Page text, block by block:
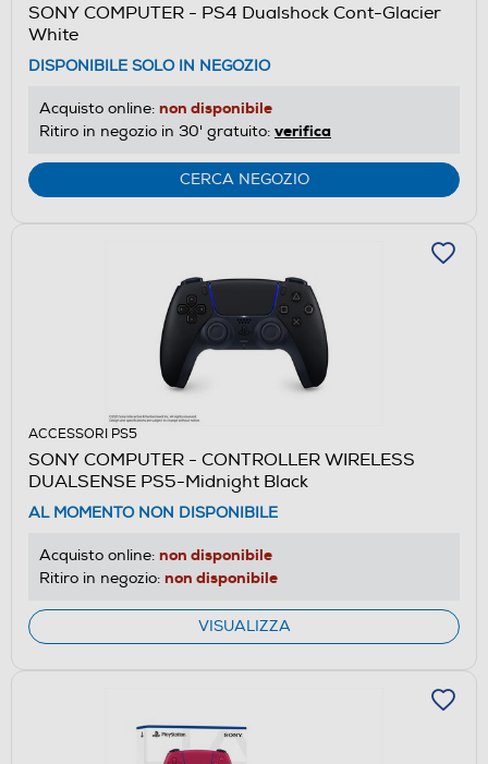
SONY COMPUTER - PS4 Dualshock Cont-Glacier
White
DISPONIBILE SOLO IN NEGOZIO
Acquisto online: non disponibile
Ritiro in negozio in 30' gratuito: verifica
CERCA NEGOZIO
ACCESSORI PS5
SONY COMPUTER - CONTROLLER WIRELESS
DUALSENSE PS5-Midnight Black
AL MOMENTO NON DISPONIBILE
Acquisto online: non disponibile
Ritiro in negozio: non disponibile
VISUALIZZA